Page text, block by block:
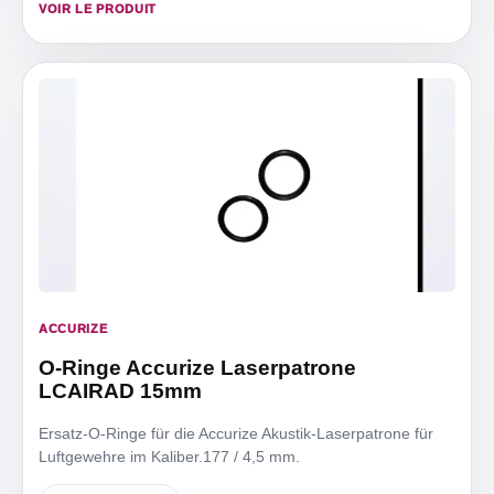
VOIR LE PRODUIT
ACCURIZE
O-Ringe Accurize Laserpatrone
LCAIRAD 15mm
Ersatz-O-Ringe für die Accurize Akustik-Laserpatrone für
Luftgewehre im Kaliber.177 / 4,5 mm.